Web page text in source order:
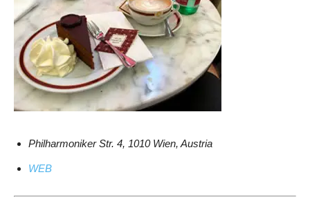
Philharmoniker Str. 4, 1010 Wien, Austria
WEB